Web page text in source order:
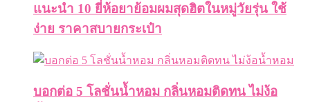
แนะนำ 10 ยี่ห้อยาย้อมผมสุดฮิตในหมู่วัยรุ่น ใช้
ง่าย ราคาสบายกระเป๋า
บอกต่อ 5 โลชั่นน้ำหอม กลิ่นหอมติดทน ไม่ง้อ